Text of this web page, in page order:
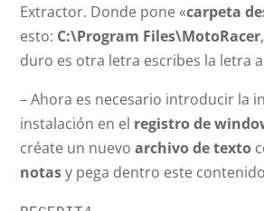
Extractor. Donde pone «carpeta
esto: C:\Program Files\MotoRacer
duro es otra letra escribes la letra
– Ahora es necesario introducir la
instalación en el registro de
créate un nuevoarchivo de texto
notasy pega dentro este